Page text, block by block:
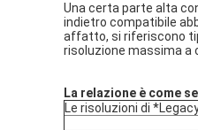
Una certa parte alta
indietro compatibile
affatto, si riferiscono
risoluzione massima a
La relazione è come
Le risoluzioni di